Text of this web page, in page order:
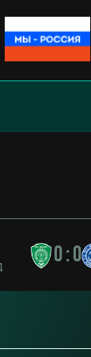
0: 0